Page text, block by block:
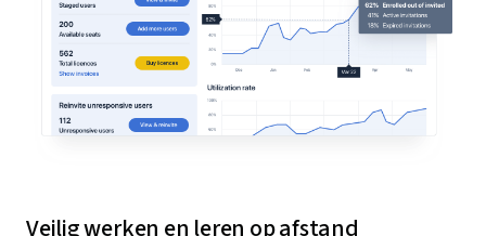
Veilig werken en leren op afstand